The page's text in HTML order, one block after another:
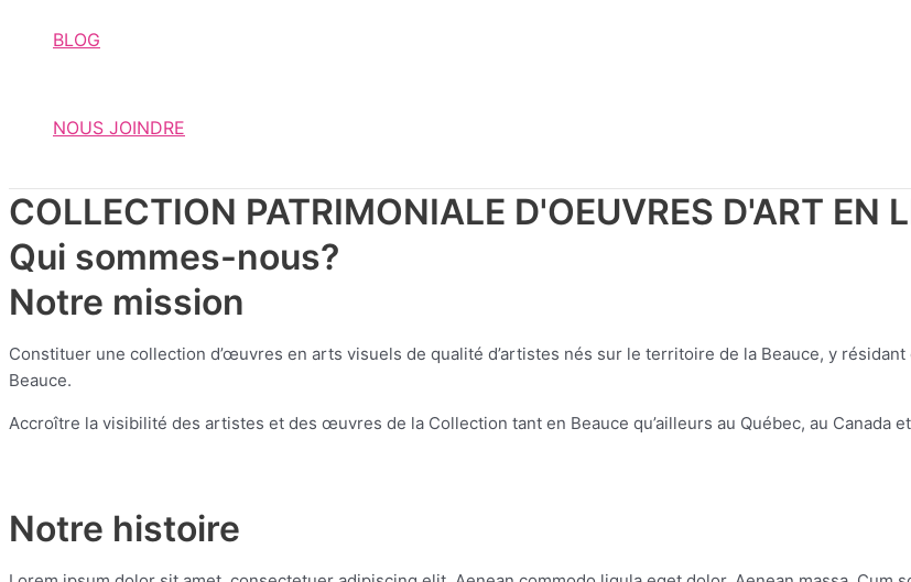
BLOG
NOUS JOINDRE
COLLECTION PATRIMONIALE D'OEUVRES D'ART EN
Qui sommes-nous?
Notre mission
Constituer une collection d’œuvres en arts visuels de qualité d’artistes nés sur le territoire de la Beauce, y
Beauce.
Accroître la visibilité des artistes et des œuvres de la Collection tant en Beauce qu’ailleurs au Québec, au Canada
Notre histoire